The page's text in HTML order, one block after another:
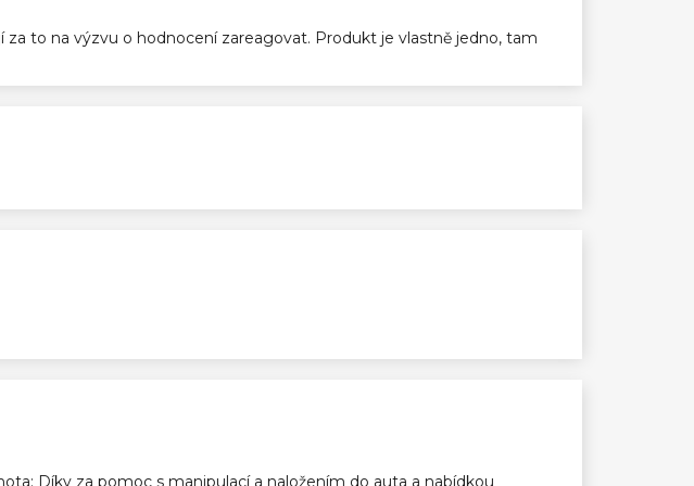
za to na výzvu o hodnocení zareagovat. Produkt je vlastně jedno, tam
Díky za pomoc s manipulací a naložením do auta a nabídkou